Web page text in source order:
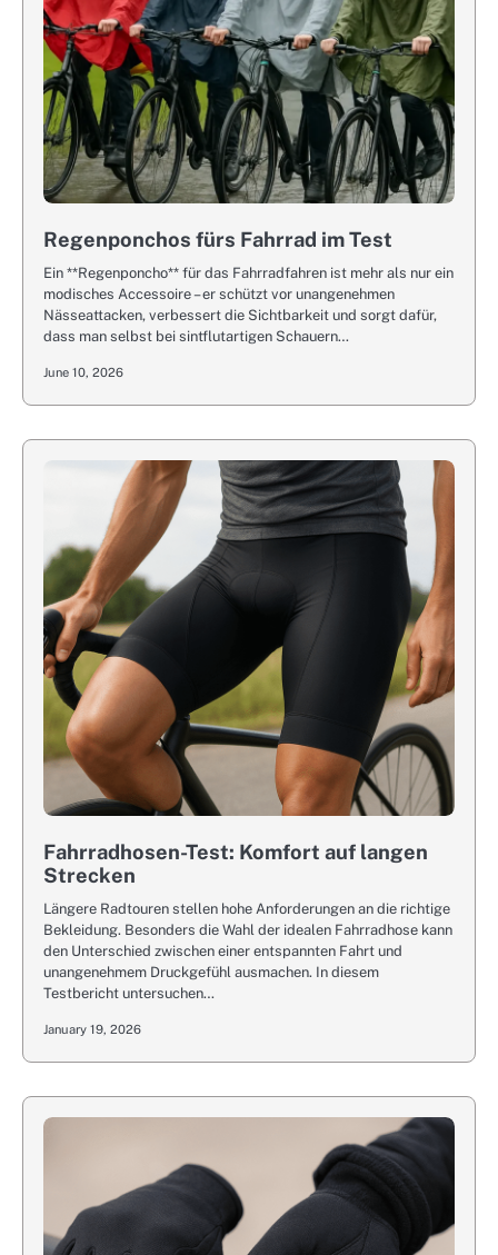
Regenponchos fürs Fahrrad im Test
Ein **Regenponcho** für das Fahrradfahren ist mehr als nur ein
modisches Accessoire – er schützt vor unangenehmen
Nässeattacken, verbessert die Sichtbarkeit und sorgt dafür,
dass man selbst bei sintflutartigen Schauern…
June 10, 2026
Fahrradhosen-Test: Komfort auf langen
Strecken
Längere Radtouren stellen hohe Anforderungen an die richtige
Bekleidung. Besonders die Wahl der idealen Fahrradhose kann
den Unterschied zwischen einer entspannten Fahrt und
unangenehmem Druckgefühl ausmachen. In diesem
Testbericht untersuchen…
January 19, 2026